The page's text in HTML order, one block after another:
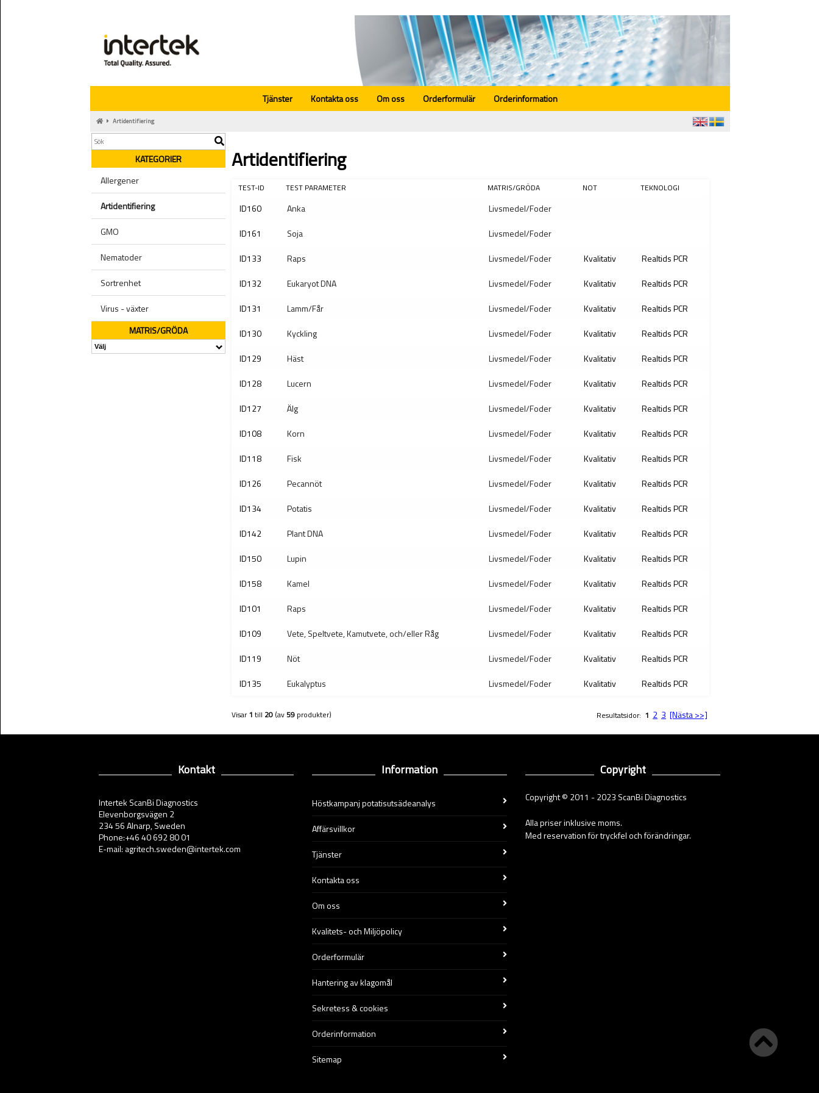
Tjänster Kontakta oss Om oss Orderformulär Orderinformation
Artidentifiering
KATEGORIER
Allergener
Artidentifiering
GMO
Nematoder
Sortrenhet
Virus - växter
MATRIS/GRÖDA
Artidentifiering
TEST-ID TEST PARAMETER MATRIS/GRÖDA NOT TEKNOLOGI
ID160 Anka
Livsmedel/Foder
ID161
Soja
Livsmedel/Foder
ID133
Raps Livsmedel/Foder Kvalitativ
Realtids PCR
ID132
Eukaryot DNA Livsmedel/Foder Kvalitativ
Realtids PCR
ID131
Lamm/Får Livsmedel/Foder Kvalitativ
Realtids PCR
ID130
Kyckling Livsmedel/Foder Kvalitativ
Realtids PCR
ID129
Häst Livsmedel/Foder Kvalitativ
Realtids PCR
ID128
Lucern Livsmedel/Foder Kvalitativ
Realtids PCR
ID127
Älg Livsmedel/Foder Kvalitativ
Realtids PCR
ID108
Korn Livsmedel/Foder Kvalitativ
Realtids PCR
ID118
Fisk Livsmedel/Foder Kvalitativ
Realtids PCR
ID126
Pecannöt Livsmedel/Foder Kvalitativ
Realtids PCR
ID134
Potatis Livsmedel/Foder Kvalitativ
Realtids PCR
ID142
Plant DNA Livsmedel/Foder Kvalitativ
Realtids PCR
ID150
Lupin Livsmedel/Foder Kvalitativ
Realtids PCR
ID158
Kamel Livsmedel/Foder Kvalitativ
Realtids PCR
ID101
Raps Livsmedel/Foder Kvalitativ
Realtids PCR
ID109
Vete, Speltvete, Kamutvete, och/eller Råg Livsmedel/Foder Kvalitativ
Realtids PCR
ID119
Nöt Livsmedel/Foder Kvalitativ
Realtids PCR
ID135
Eukalyptus Livsmedel/Foder Kvalitativ Realtids PCR
Visar1 till 20 (av59 produkter) Resultatsidor: 1 2 3 [Nästa >>]
Kontakt
Intertek ScanBi Diagnostics
Elevenborgsvägen 2
234 56 Alnarp, Sweden
Phone:+46 40 692 80 01
E-mail: agritech.sweden@intertek.com
Information
Höstkampanj potatisutsädeanalys
Affärsvillkor
Tjänster
Kontakta oss
Om oss
Kvalitets- och Miljöpolicy
Orderformulär
Hantering av klagomål
Sekretess & cookies
Orderinformation
Sitemap
Copyright
Copyright © 2011 - 2023 ScanBi Diagnostics
Alla priser inklusive moms.
Med reservation för tryckfel och förändringar.